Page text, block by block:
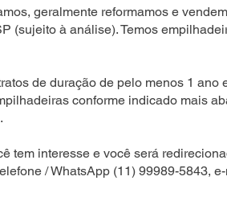
geralmente reformamos e
(sujeito à análise). Temos
de duração de pelo menos 1 ano
conforme indicado mais
tem interesse e você será
/ WhatsApp (11) 99989-5843,